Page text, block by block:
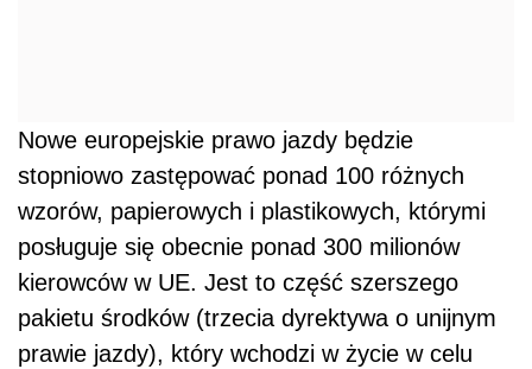
Nowe europejskie prawo jazdy będzie
stopniowo zastępować ponad 100 różnych
wzorów, papierowych i plastikowych, którymi
posługuje się obecnie ponad 300 milionów
kierowców w UE. Jest to część szerszego
pakietu środków (trzecia dyrektywa o unijnym
prawie jazdy), który wchodzi w życie w celu